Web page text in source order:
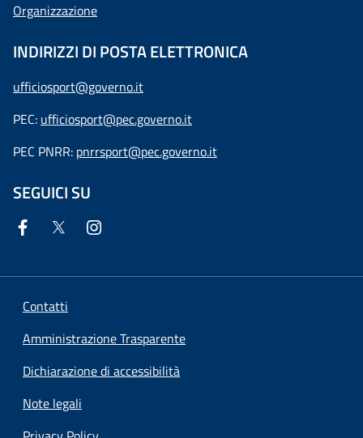
Organizzazione
INDIRIZZI DI POSTA ELETTRONICA
ufficiosport@governo.it
PEC: ufficiosport@pec.governo.it
PEC PNRR: pnrrsport@pec.governo.it
SEGUICI SU
Contatti
Amministrazione Trasparente
Dichiarazione di accessibilità
Note legali